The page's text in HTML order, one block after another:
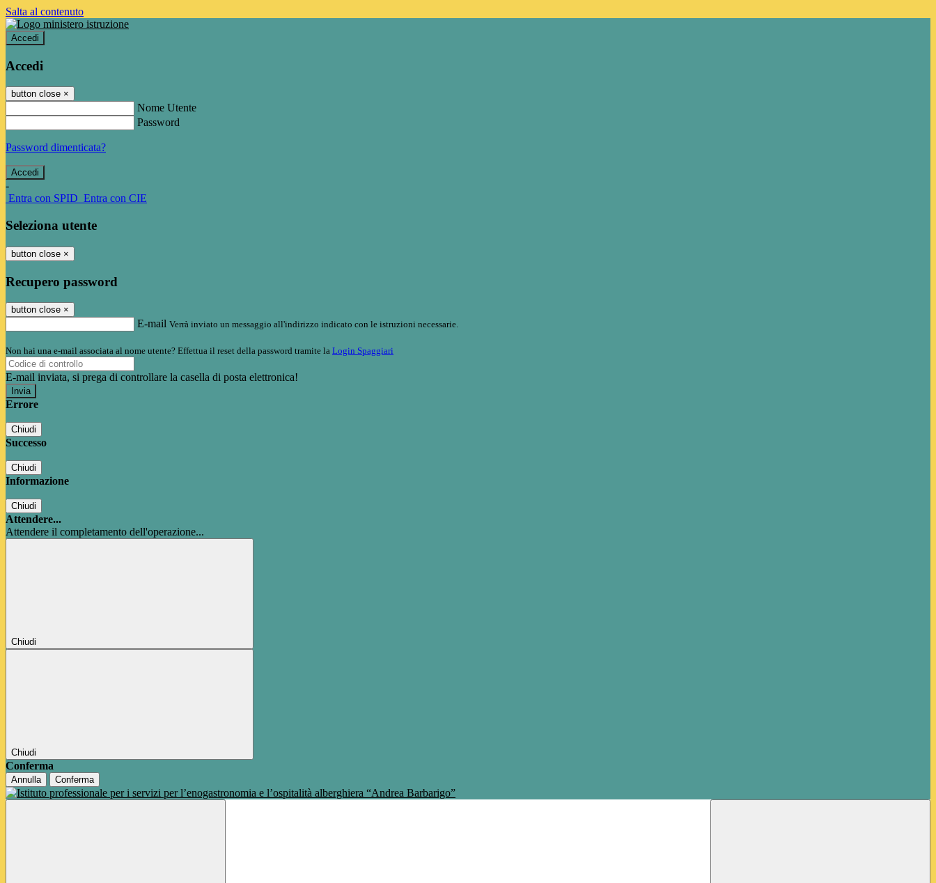
Salta al contenuto
Accedi
Accedi
button close ×
Nome Utente
Password
Password dimenticata?
-
Entra con SPID Entra con CIE
Seleziona utente
button close ×
Recupero password
button close ×
E-mail Verrà inviato un messaggio all'indirizzo indicato con le istruzioni necessarie.
Non hai una e-mail associata al nome utente? Effettua il reset della password tramite la Login Spaggiari
E-mail inviata, si prega di controllare la casella di posta elettronica!
Errore
Chiudi
Successo
Chiudi
Informazione
Chiudi
Attendere...
Attendere il completamento dell'operazione...
Chiudi
Chiudi
Conferma
Annulla Conferma